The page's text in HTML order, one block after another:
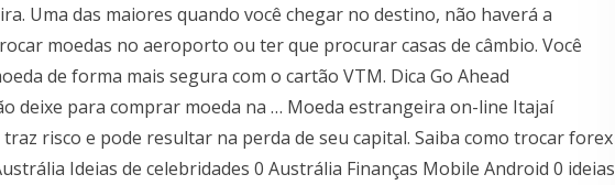
Uma das maiores quando você chegar no destino, não haverá a
moedas no aeroporto ou ter que procurar casas de câmbio. Você
de forma mais segura com o cartão VTM. Dica Go Ahead
deixe para comprar moeda na … Moeda estrangeira on-line Itajaí
traz risco e pode resultar na perda de seu capital. Saiba como trocar forex
Ideias de celebridades 0 Austrália Finanças Mobile Android 0 ideias